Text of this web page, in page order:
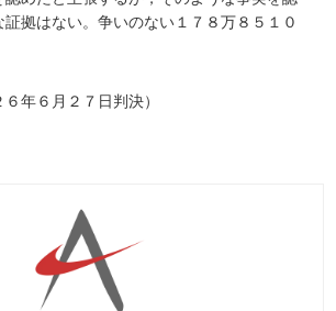
拠はない。争いのない１７８万８５１０
６年６月２７日判決）